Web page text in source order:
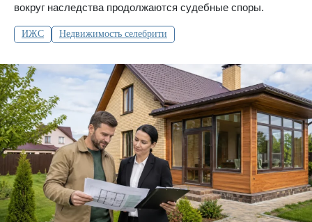
вокруг наследства продолжаются судебные споры.
ИЖС Недвижимость селебрити